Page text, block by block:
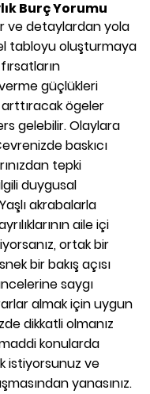
Burç Yorumu
ve detaylardan yola
tabloyu oluşturmaya
güçlükleri
ögeler
gelebilir. Olaylara
baskıcı
tepki
duygusal
akrabalarla
aile içi
ortak bir
bir bakış açısı
saygı
almak için uygun
dikkatli olmanız
konularda
istiyorsunuz ve
yanasınız.